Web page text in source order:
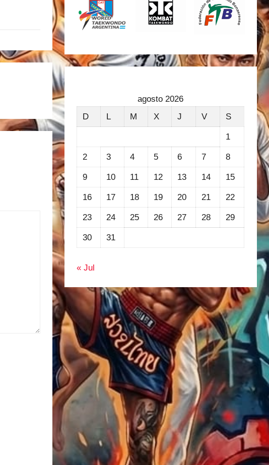
agosto 2026
D
L M X J V S
1
2 3 4 5 6 7 8
9 10 11 12 13 14 15
16 17 18 19 20 21 22
23 24 25 26 27 28 29
30 31
« Jul